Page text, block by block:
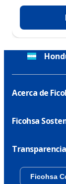
Acerca de
Ficohsa
Transparencia
Ficohsa